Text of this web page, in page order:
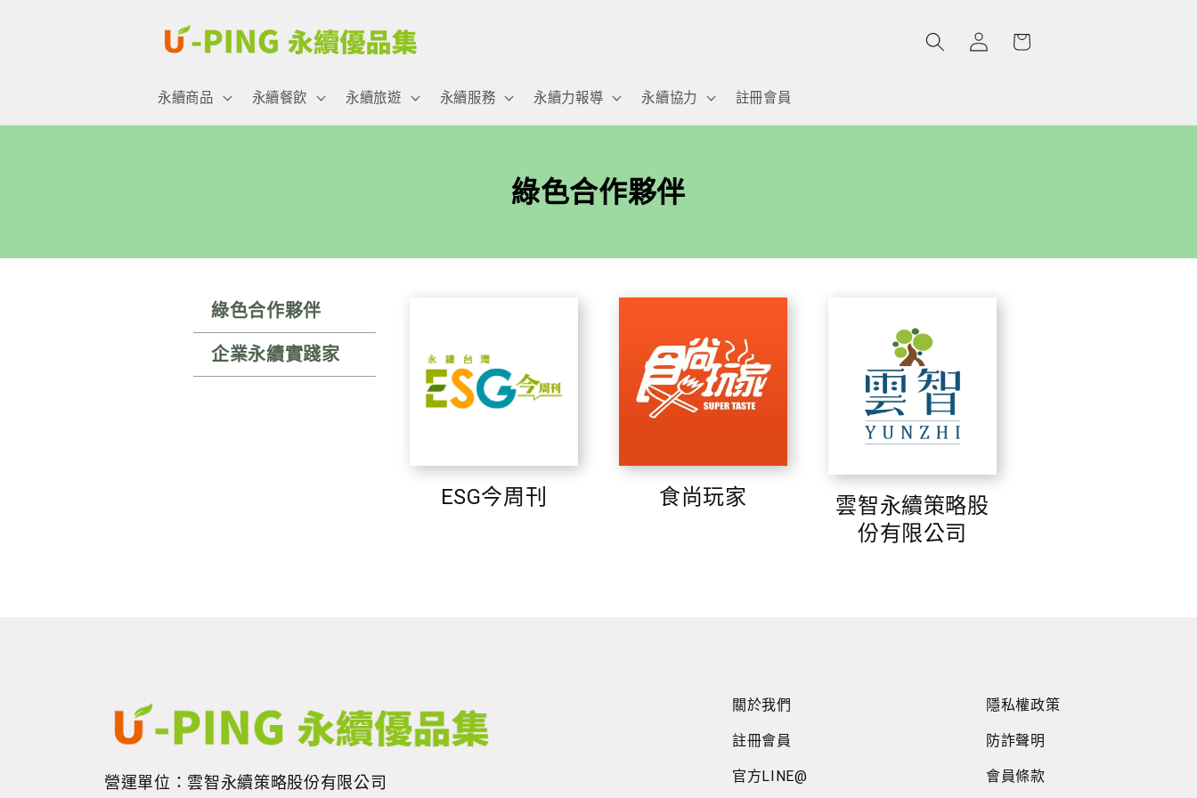
永續商品 永續餐飲 永續旅遊 永續服務 永續力報導 永續協力 註冊會員
登
入
物
綠色合作夥伴
綠色合作夥伴
企業永續實踐家
ESG今周刊 食尚玩家
雲智永續策略股
份有限公司
營運單位：雲智永續策略股份有限公司
關於我們
註冊會員
官方LINE@
隱私權政策
防詐聲明
會員條款